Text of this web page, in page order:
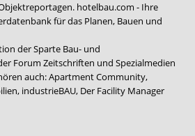
hotelbau.com - Ihre
für das Planen, Bauen und
der Sparte Bau- und
Forum Zeitschriften und Spezialmedien
auch:Apartment Community,
, industrieBAU, Der Facility Manager